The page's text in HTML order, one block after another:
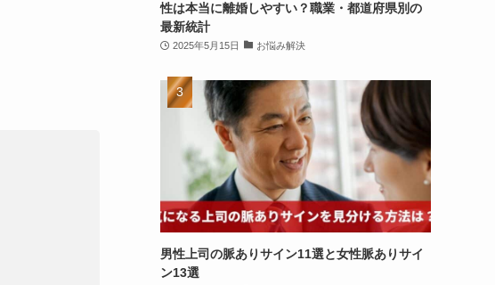
性は本当に離婚しやすい？職業・都道府県別の
最新統計
2025年5月15日 お悩み解決
男性上司の脈ありサイン11選と女性脈ありサイ
ン13選